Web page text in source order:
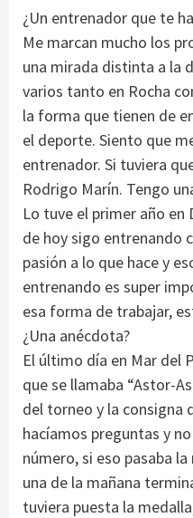
¿Un entrenador que te
Me marcan mucho los
una mirada distinta a la
varios tanto en Rocha
la forma que tienen de
el deporte. Siento que
entrenador. Si tuviera
Rodrigo Marín. Tengo
Lo tuve el primer año en
de hoy sigo entrenando
pasión a lo que hace y
entrenando es super
esa forma de trabajar,
¿Una anécdota?
El último día en Mar del
que se llamaba “Astor-
del torneo y la consigna
hacíamos preguntas y
número, si eso pasaba
una de la mañana
tuviera puesta la